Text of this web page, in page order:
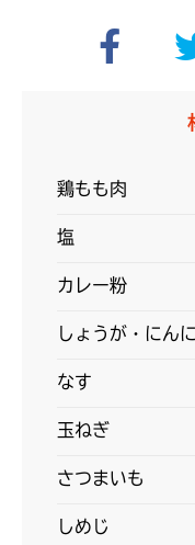
鶏もも肉
塩
カレー粉
しょうが・にん
なす
玉ねぎ
さつまいも
しめじ